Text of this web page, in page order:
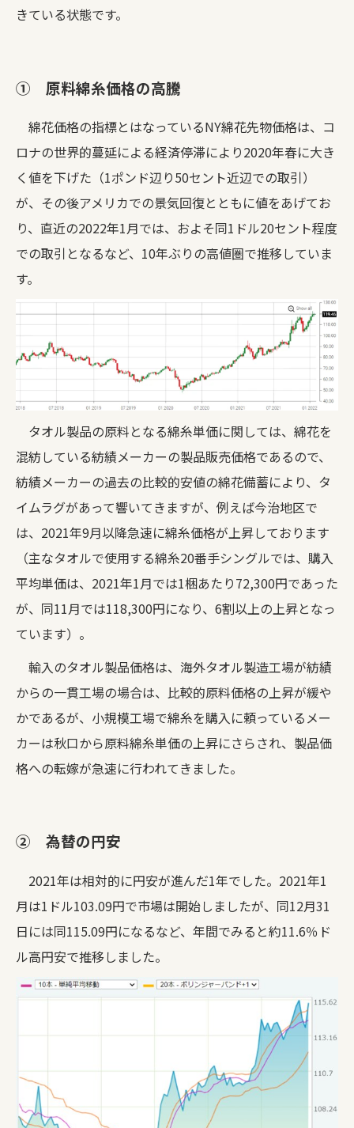
きている状態です。
① 原料綿糸価格の高騰
綿花価格の指標とはなっているNY綿花先物価格は、コ
ロナの世界的蔓延による経済停滞により2020年春に大き
く値を下げた（1ポンド辺り50セント近辺での取引）
が、その後アメリカでの景気回復とともに値をあげてお
り、直近の2022年1月では、およそ同1ドル20セント程度
での取引となるなど、10年ぶりの高値圏で推移していま
す。
タオル製品の原料となる綿糸単価に関しては、綿花を
混紡している紡績メーカーの製品販売価格であるので、
紡績メーカーの過去の比較的安値の綿花備蓄により、タ
イムラグがあって響いてきますが、例えば今治地区で
は、2021年9月以降急速に綿糸価格が上昇しております
（主なタオルで使用する綿糸20番手シングルでは、購入
平均単価は、2021年1月では1梱あたり72,300円であった
が、同11月では118,300円になり、6割以上の上昇となっ
ています）。
輸入のタオル製品価格は、海外タオル製造工場が紡績
からの一貫工場の場合は、比較的原料価格の上昇が緩や
かであるが、小規模工場で綿糸を購入に頼っているメー
カーは秋口から原料綿糸単価の上昇にさらされ、製品価
格への転嫁が急速に行われてきました。
② 為替の円安
2021年は相対的に円安が進んだ1年でした。2021年1
月は1ドル103.09円で市場は開始しましたが、同12月31
日には同115.09円になるなど、年間でみると約11.6％ド
ル高円安で推移しました。